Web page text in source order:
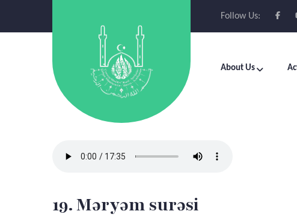
Follow Us:
About Us
19. Məryəm surəsi